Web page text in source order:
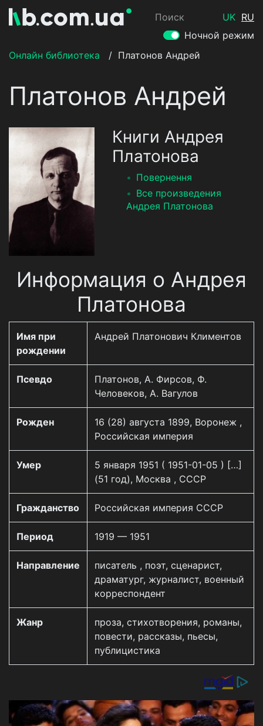
Поиск UK RU
Ночной режим
Онлайн библиотека
/ Платонов Андрей
Платонов Андрей
Книги Андрея
Платонова
Повернення
Все произведения
Андрея Платонова
Информация о Андрея
Платонова
Имя при
рождении
Андрей Платонович Климентов
Псевдо
Платонов, А. Фирсов, Ф.
Человеков, А. Вагулов
Рожден
16 (28) августа 1899, Воронеж ,
Российская империя
Умер
5 января 1951 ( 1951-01-05 ) […]
(51 год), Москва , СССР
Гражданство Российская империя СССР
Период 1919 — 1951
Направление
писатель , поэт, сценарист,
драматург, журналист, военный
корреспондент
Жанр
проза, стихотворения, романы,
повести, рассказы, пьесы,
публицистика